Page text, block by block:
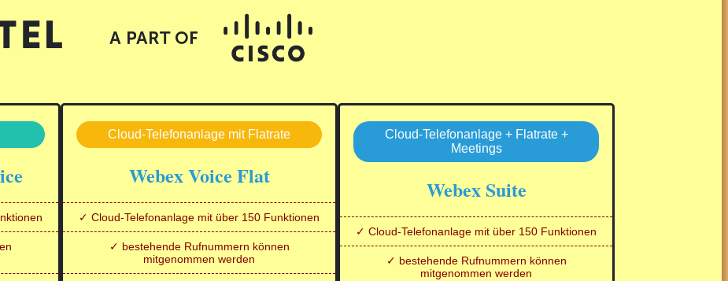
Cloud-Telefonanlage mit Flatrate
Webex Voice Flat
✓ Cloud-Telefonanlage mit über 150 Funktionen
✓ bestehende Rufnummern können
mitgenommen werden
Cloud-Telefonanlage + Flatrate +
Meetings
Webex Suite
✓ Cloud-Telefonanlage mit über 150 Funktionen
✓ bestehende Rufnummern können
mitgenommen werden